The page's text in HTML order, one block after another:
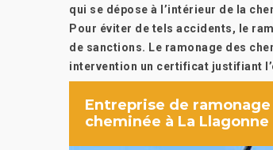
qui se dépose à l’intérieur de la
Pour éviter de tels accidents, le
de sanctions. Le ramonage des
intervention un certificat justifiant
Entreprise de
cheminée à La Llagonne